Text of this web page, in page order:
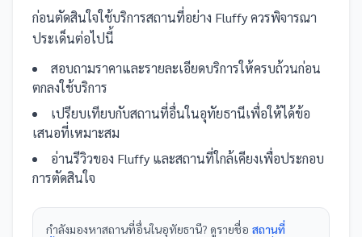
ก่อนตัดสินใจใช้บริการสถานที่อย่าง Fluffyควรพิจารณา
ประเด็นต่อไปนี้
สอบถามราคาและรายละเอียดบริการให้ครบถ้วนก่อน
ตกลงใช้บริการ
เปรียบเทียบกับสถานที่อื่นในอุทัยธานีเพื่อให้ได้ข้อ
เสนอที่เหมาะสม
อ่านรีวิวของ Fluffy และสถานที่ใกล้เคียงเพื่อประกอบ
การตัดสินใจ
กำลังมองหาสถานที่อื่นในอุทัยธานี? ดูรายชื่อ สถานที่